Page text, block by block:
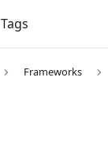
Tags
Frameworks